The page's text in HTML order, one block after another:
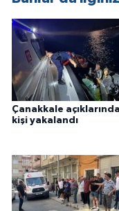
Çanakkale
kişi yakalandı